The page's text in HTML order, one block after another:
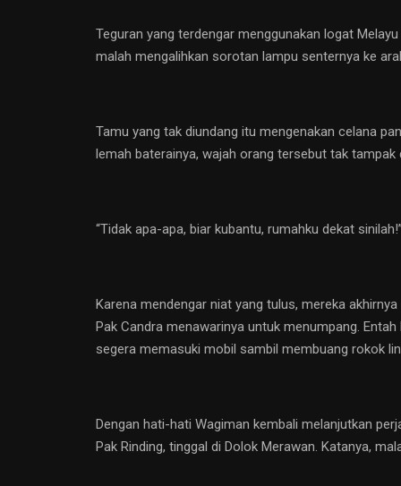
Teguran yang terdengar menggunakan logat
malah mengalihkan sorotan lampu senternya ke
Tamu yang tak diundang itu mengenakan celana
lemah baterainya, wajah orang tersebut tak tampak
“Tidak apa-apa, biar kubantu, rumahku dekat
Karena mendengar niat yang tulus, mereka
Pak Candra menawarinya untuk menumpang.
segera memasuki mobil sambil membuang rokok
Dengan hati-hati Wagiman kembali melanjutkan
Pak Rinding, tinggal di Dolok Merawan. Katanya,